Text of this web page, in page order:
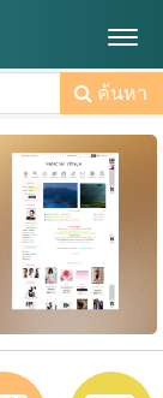
ค้นหา